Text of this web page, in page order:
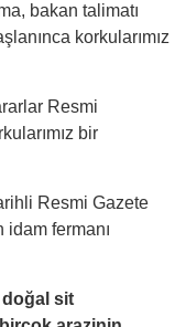
bakan talimatı
korkularımız
Resmi
bir
Resmi Gazete
idam fermanı
doğal sit